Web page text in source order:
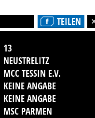
TEILEN
13
NEUSTRELITZ
MCC TESSIN E.V.
KEINE ANGABE
KEINE ANGABE
MSC PARMEN